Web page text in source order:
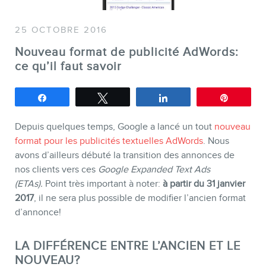
Formations marketing de
groupe
Consultations
Audits web (SEO) et IA (GEO)
Ebooks
BOUTIQUE
25 OCTOBRE 2016
Nouveau format de publicité AdWords:
ce qu’il faut savoir
Depuis quelques temps, Google a lancé un tout nouveau
format pour les publicités textuelles AdWords . Nous
avons d’ailleurs débuté la transition des annonces de
nos clients vers ces Google Expanded Text Ads
(ETAs). Point très important à noter: à partir du 31 janvier
2017, il ne sera plus possible de modifier l’ancien format
d’annonce!
LA DIFFÉRENCE ENTRE L’ANCIEN ET LE
NOUVEAU?